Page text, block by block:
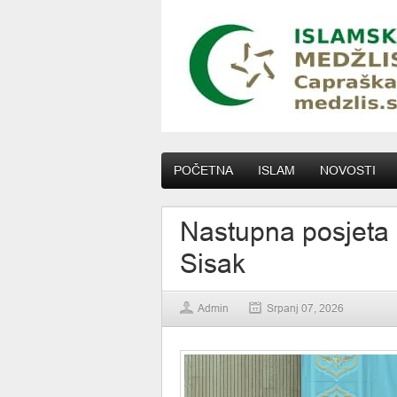
POČETNA ISLAM NOVOSTI
Nastupna
Sisak
Admin Srpanj 07, 2026